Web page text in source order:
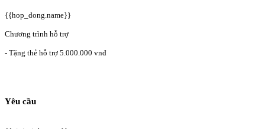
{{hop_dong.name}}
Chương trình hỗ trợ
- Tặng thẻ hỗ trợ 5.000.000 vnđ
Yêu cầu